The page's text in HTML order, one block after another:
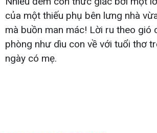
của một thiếu phụ bên lưng nhà
mà buồn man mác! Lời ru theo gió
phòng như dìu con về với tuổi thơ
ngày có mẹ.